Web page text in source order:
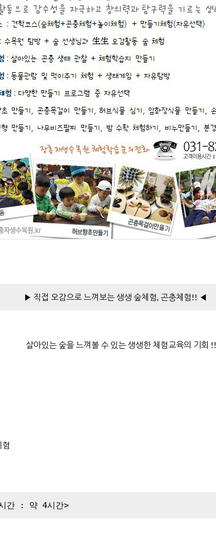
▶ 직접 오감으로 느껴보는 생생 숲체험, 곤충체험!! ◀
살아있는 숲을 느껴볼 수 있는 생생한 체험교육의 기회 !!
간 : 약 4시간>